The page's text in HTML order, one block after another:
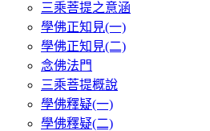
三乘菩提之意涵
學佛正知見(一)
學佛正知見(二)
念佛法門
三乘菩提概說
學佛釋疑(一)
學佛釋疑(二)